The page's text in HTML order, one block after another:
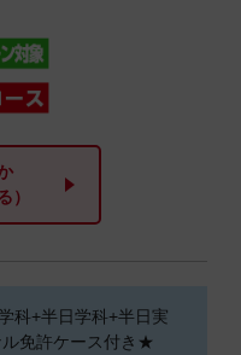
）
科+半日学科+半日実
免許ケース付き★